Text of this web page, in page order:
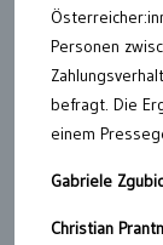
Personen
befragt. Die
einem
Gabriele
Christian